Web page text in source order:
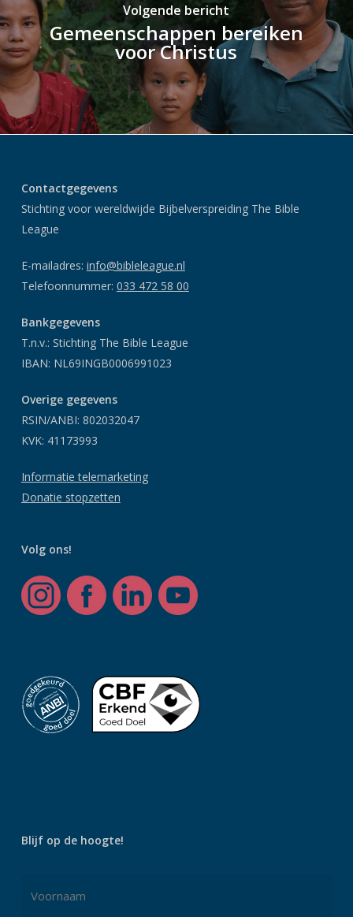
Volgende bericht
Gemeenschappen bereiken
voor Christus
Contactgegevens
Stichting voor wereldwijde Bijbelverspreiding The Bible
League
E-mailadres: info@bibleleague.nl
Telefoonnummer: 033 472 58 00
Bankgegevens
T.n.v.: Stichting The Bible League
IBAN: NL69INGB0006991023
Overige gegevens
RSIN/ANBI: 802032047
KVK: 41173993
Informatie telemarketing
Donatie stopzetten
Volg ons!
Blijf op de hoogte!